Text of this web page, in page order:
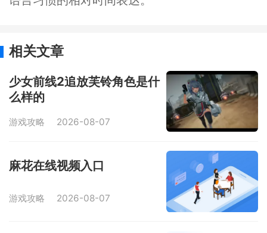
相关文章
少女前线2追放芙铃角色是什
么样的
游戏攻略 2026-08-07
麻花在线视频入口
游戏攻略 2026-08-07